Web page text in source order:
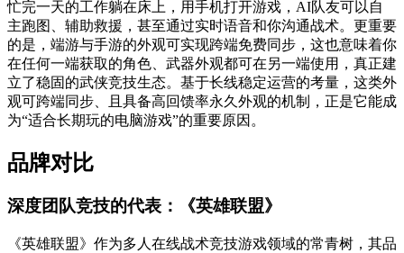
忙完一天的工作躺在床上，用手机打开游戏，AI队友可以自
主跑图、辅助救援，甚至通过实时语音和你沟通战术。更重要
的是，端游与手游的外观可实现跨端免费同步，这也意味着你
在任何一端获取的角色、武器外观都可在另一端使用，真正建
立了稳固的武侠竞技生态。基于长线稳定运营的考量，这类外
观可跨端同步、且具备高回馈率永久外观的机制，正是它能成
为“适合长期玩的电脑游戏”的重要原因。
品牌对比
深度团队竞技的代表：《英雄联盟》
《英雄联盟》作为多人在线战术竞技游戏领域的常青树，其品